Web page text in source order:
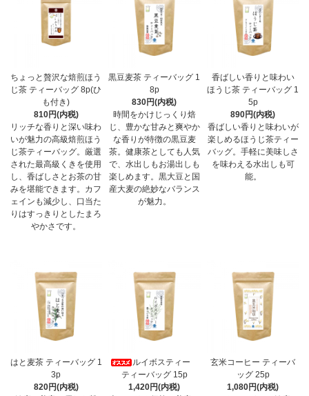
ちょっと贅沢な焙煎ほう
じ茶 ティーバッグ 8p(ひ
も付き)
810円(内税)
リッチな香りと深い味わ
いが魅力の高級焙煎ほう
じ茶ティーバッグ。厳選
された最高級くきを使用
し、香ばしさとお茶の甘
みを堪能できます。カフ
ェインも減少し、口当た
りはすっきりとしたまろ
やかさです。
黒豆麦茶 ティーバッグ 1
8p
830円(内税)
時間をかけじっくり焙
じ、豊かな甘みと爽やか
な香りが特徴の黒豆麦
茶。健康茶としても人気
で、水出しもお湯出しも
楽しめます。黒大豆と国
産大麦の絶妙なバランス
が魅力。
香ばしい香りと味わい
ほうじ茶 ティーバッグ 1
5p
890円(内税)
香ばしい香りと味わいが
楽しめるほうじ茶ティー
バッグ。手軽に美味しさ
を味わえる水出しも可
能。
はと麦茶 ティーバッグ 1
3p
820円(内税)
ルイボスティー
ティーバッグ 15p
1,420円(内税)
玄米コーヒー ティーバ
ッグ 25p
1,080円(内税)